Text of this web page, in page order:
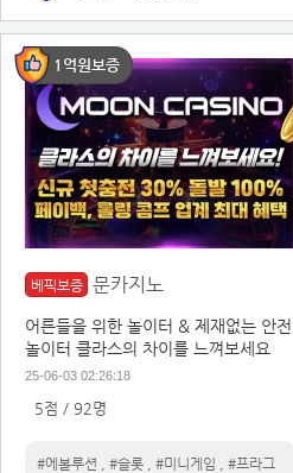
1억원보증
베픽보증 문카지노
어른들을 위한 놀이터 & 제재없는 안전
놀이터 클라스의 차이를 느껴보세요
25-06-03 02:26:18
5점 / 92명
#에볼루션 #슬롯 #미니게임
#프라그